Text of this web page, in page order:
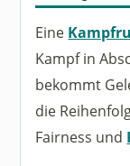
Eine
Kampf in
bekommt
die
Fairness und